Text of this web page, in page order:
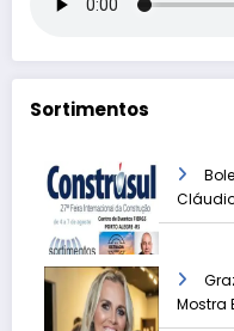
Sortimentos
Mostra